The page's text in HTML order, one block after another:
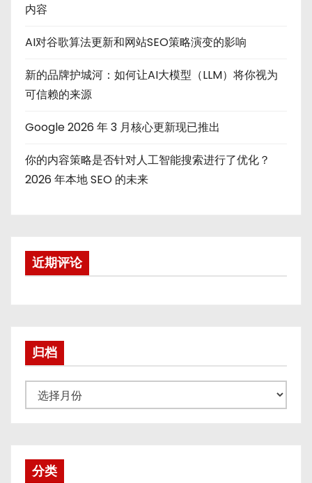
内容
AI对谷歌算法更新和网站SEO策略演变的影响
新的品牌护城河：如何让AI大模型（LLM）将你视为
可信赖的来源
Google 2026 年 3 月核心更新现已推出
你的内容策略是否针对人工智能搜索进行了优化？
2026 年本地 SEO 的未来
近期评论
归档
档
分类